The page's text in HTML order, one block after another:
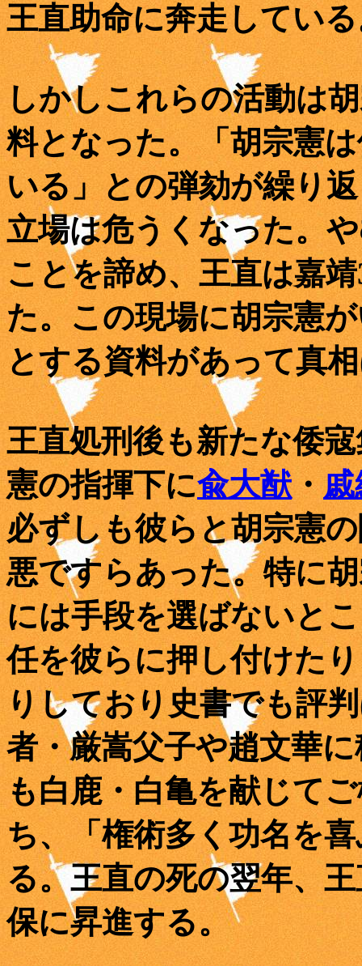
王直助命に奔走してい
しかしこれらの活動は
料となった。「胡宗憲
いる」との弾劾が繰り
立場は危うくなった。
ことを諦め、王直は嘉
た。この現場に胡宗憲
とする資料があって真
王直処刑後も新たな倭
憲の指揮下に兪大猷 ・
必ずしも彼らと胡宗憲
悪ですらあった。特に
には手段を選ばないと
任を彼らに押し付けた
りしており史書でも評
者・厳嵩父子や趙文華
も白鹿・白亀を献じて
ち、「権術多く功名を
る。王直の死の翌年、
保に昇進する。